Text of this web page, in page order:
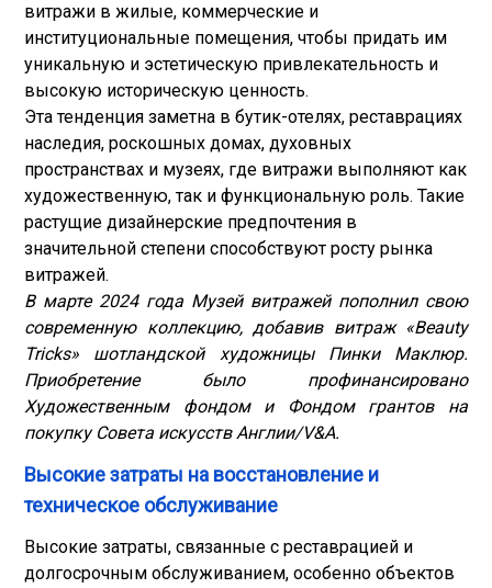
витражи в жилые, коммерческие и
институциональные помещения, чтобы придать им
уникальную и эстетическую привлекательность и
высокую историческую ценность.
Эта тенденция заметна в бутик-отелях, реставрациях
наследия, роскошных домах, духовных
пространствах и музеях, где витражи выполняют как
художественную, так и функциональную роль. Такие
растущие дизайнерские предпочтения в
значительной степени способствуют росту рынка
витражей.
В марте 2024 года Музей витражей пополнил свою
современную коллекцию, добавив витраж «Beauty
Tricks» шотландской художницы Пинки Маклюр.
Приобретение было профинансировано
Художественным фондом и Фондом грантов на
покупку Совета искусств Англии/V&A.
Высокие затраты на восстановление и
техническое обслуживание
Высокие затраты, связанные с реставрацией и
долгосрочным обслуживанием, особенно объектов